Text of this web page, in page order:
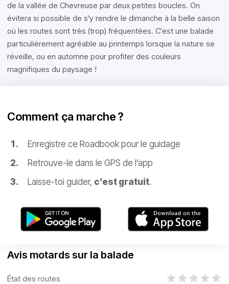
de la vallée de Chevreuse par deux petites boucles. On
évitera si possible de s'y rendre le dimanche à la belle saison
où les routes sont très (trop) fréquentées. C'est une balade
particulièrement agréable au printemps lorsque la nature se
réveille, ou en automne pour profiter des couleurs
magnifiques du paysage !
Comment ça marche ?
Enregistre ce Roadbook pour le guidage
Retrouve-le dans le GPS de l’app
Laisse-toi guider, c’est gratuit.
Avis motards sur la balade
État des routes